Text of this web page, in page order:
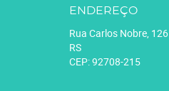
ENDEREÇO
Rua Carlos Nobre, 126
RS
CEP: 92708-215